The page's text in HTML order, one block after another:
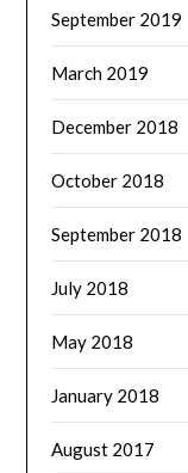
September 2019
March 2019
December 2018
October 2018
September 2018
July 2018
May 2018
January 2018
August 2017